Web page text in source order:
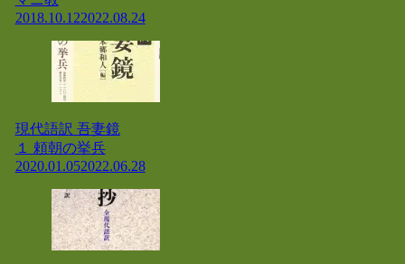
2018.10.122022.08.24
現代語訳 吾妻鏡
１ 頼朝の挙兵
2020.01.052022.06.28